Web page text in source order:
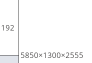
192
5850×1300×2555